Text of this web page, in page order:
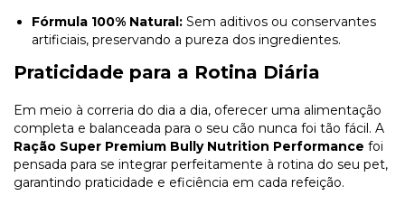
Fórmula 100% Natural: Sem aditivos ou conservantes
artificiais, preservando a pureza dos ingredientes.
Praticidade para a Rotina Diária
Em meio à correria do dia a dia, oferecer uma alimentação
completa e balanceada para o seu cão nunca foi tão fácil. A
Ração Super Premium Bully Nutrition Performance foi
pensada para se integrar perfeitamente à rotina do seu pet,
garantindo praticidade e eficiência em cada refeição.